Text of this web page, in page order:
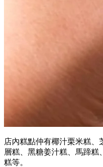
店內糕點仲有椰汁栗米糕
層糕、黑糖姜汁糕、馬蹄糕
糕等。